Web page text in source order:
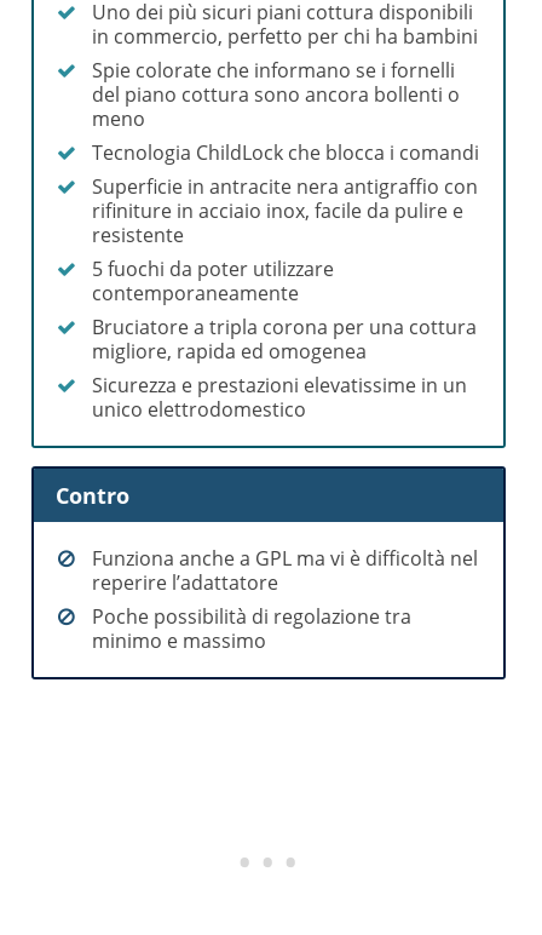
Uno dei più sicuri piani cottura disponibili
in commercio, perfetto per chi ha bambini
Spie colorate che informano se i fornelli
del piano cottura sono ancora bollenti o
meno
Tecnologia ChildLock che blocca i comandi
Superficie in antracite nera antigraffio con
rifiniture in acciaio inox, facile da pulire e
resistente
5 fuochi da poter utilizzare
contemporaneamente
Bruciatore a tripla corona per una cottura
migliore, rapida ed omogenea
Sicurezza e prestazioni elevatissime in un
unico elettrodomestico
Contro
Funziona anche a GPL ma vi è difficoltà nel
reperire l’adattatore
Poche possibilità di regolazione tra
minimo e massimo